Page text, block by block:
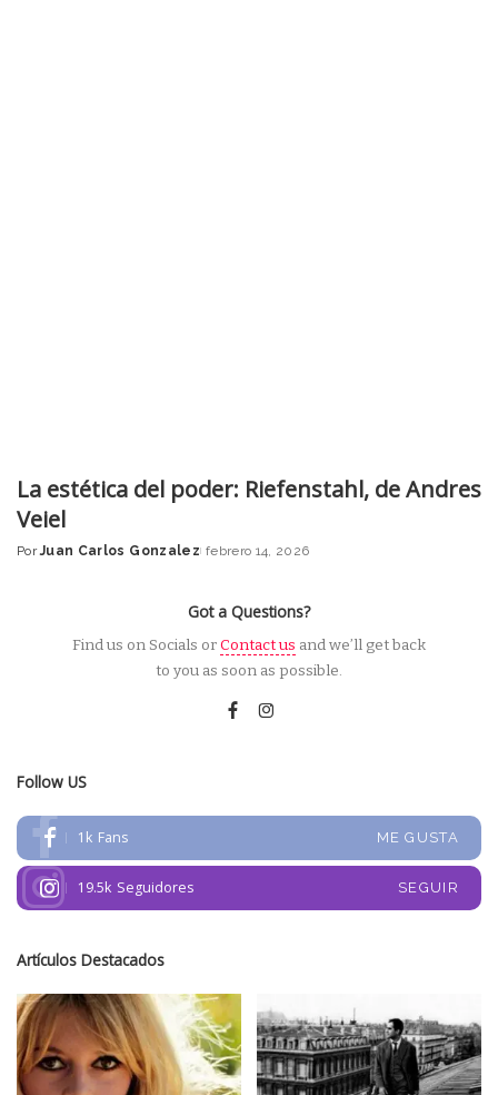
La estética del poder: Riefenstahl, de Andres
Veiel
Posted
Por Juan Carlos Gonzalez febrero 14, 2026
Got a Questions?
Find us on Socials orContact us and we’ll get back
to you as soon as possible.
Follow US
1k Fans ME GUSTA
19.5k Seguidores SEGUIR
Artículos Destacados